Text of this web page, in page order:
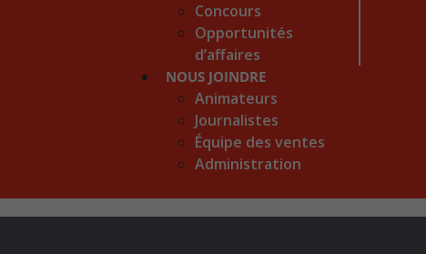
Concours
Opportunités
d’affaires
NOUS JOINDRE
Animateurs
Journalistes
Équipe des ventes
Administration